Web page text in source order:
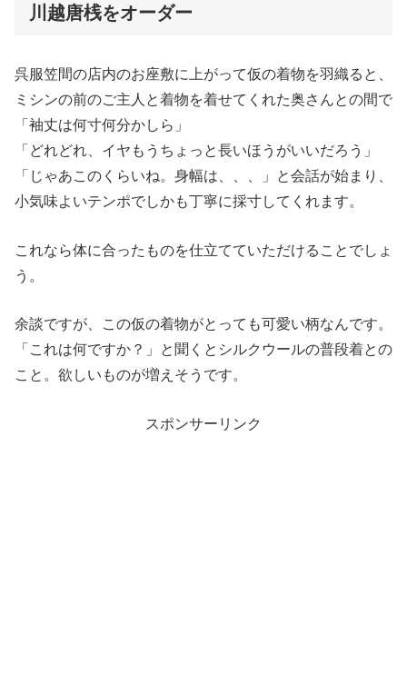
川越唐桟をオーダー
呉服笠間の店内のお座敷に上がって仮の着物を羽織ると、
ミシンの前のご主人と着物を着せてくれた奥さんとの間で
「袖丈は何寸何分かしら」
「どれどれ、イヤもうちょっと長いほうがいいだろう」
「じゃあこのくらいね。身幅は、、、」と会話が始まり、
小気味よいテンポでしかも丁寧に採寸してくれます。
これなら体に合ったものを仕立てていただけることでしょ
う。
余談ですが、この仮の着物がとっても可愛い柄なんです。
「これは何ですか？」と聞くとシルクウールの普段着との
こと。欲しいものが増えそうです。
スポンサーリンク